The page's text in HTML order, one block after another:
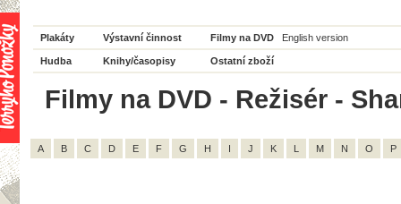
Plakáty Výstavní činnost Filmy na DVD English version
Hudba Knihy/časopisy Ostatní zboží
Filmy na DVD - Režisér -
A B C D E F G H I J K L M N O P